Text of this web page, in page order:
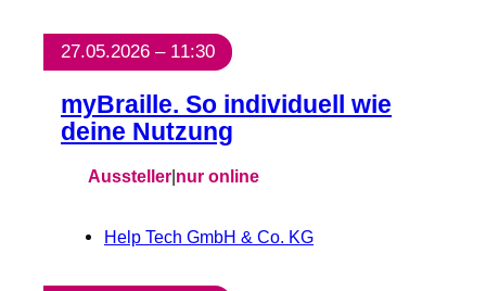
27.05.2026 – 11:30
myBraille. So individuell wie
deine Nutzung
Aussteller|nur online
Help Tech GmbH & Co. KG